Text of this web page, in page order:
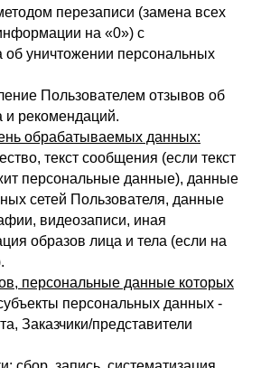
перезаписи (замена всех
на «0») с
об уничтожении персональных
Пользователем отзывов об
и рекомендаций.
обрабатываемых данных:
текст сообщения (если текст
персональные данные), данные
сетей Пользователя, данные
видеозаписи, иная
образов лица и тела (если на
персональные данные которых
персональных данных -
Заказчики/представители